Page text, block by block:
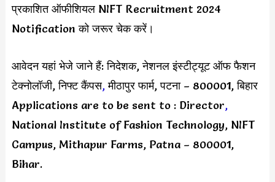
प्रकाशित ऑफीशियल NIFT Recruitment 2024
Notification को जरूर चेक करें।
आवेदन यहां भेजे जाने हैं: निदेशक, नेशनल इंस्टीट्यूट ऑफ फैशन
टेक्नोलॉजी, निफ्ट कैंपस,मीठापुर फार्म, पटना – 800001, बिहार
Applications are to be sent to : Director,
National Institute of Fashion Technology, NIFT
Campus, Mithapur Farms, Patna – 800001,
Bihar.